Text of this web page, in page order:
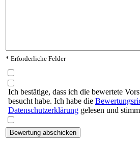
* Erforderliche Felder
Ich bestätige, dass ich die bewertete
besucht habe. Ich habe die
Datenschutzerklärung gelesen und